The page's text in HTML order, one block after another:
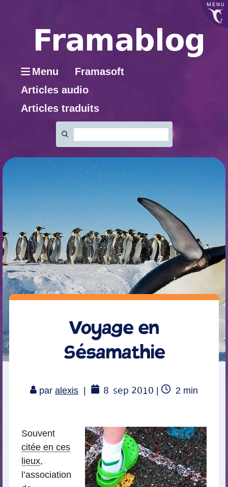
MENU
Menu
Framasoft
Articles audio
Articles traduits
:
Voyage en
Sésamathie
paralexis 8 sep 2010
Temps
2min
Souvent
citée en ces
lieux,
l’association